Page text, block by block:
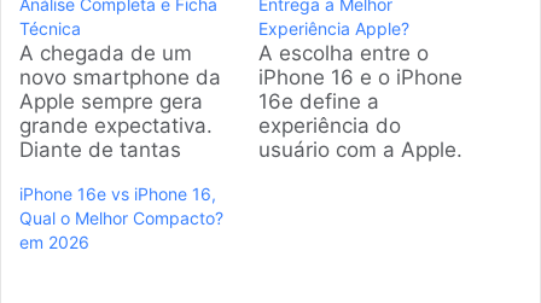
Técnica
A chegada de um
novo smartphone da
Apple sempre gera
grande expectativa.
Diante de tantas
modelo ideal pode
ser um desafio. Esta
análise detalha o
Experiência Apple?
A escolha entre o
iPhone 16 e o iPhone
16e define a
experiência do
usuário com a Apple.
iPhone 16e vs iPhone 16,
Qual o Melhor Compacto?
em 2026